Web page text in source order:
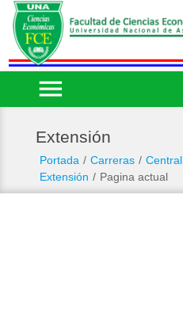
menu
Extensión
Portada / Carreras / Central
Extensión / Pagina actual